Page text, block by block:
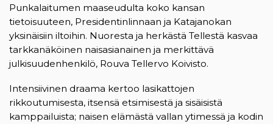
Punkalaitumen maaseudulta koko kansan
tietoisuuteen, Presidentinlinnaan ja Katajanokan
yksinäisiin iltoihin. Nuoresta ja herkästä Tellestä kasvaa
tarkkanäköinen naisasianainen ja merkittävä
julkisuudenhenkilö, Rouva Tellervo Koivisto.
Intensiivinen draama kertoo lasikattojen
rikkoutumisesta, itsensä etsimisestä ja sisäisistä
kamppailuista; naisen elämästä vallan ytimessä ja kodin